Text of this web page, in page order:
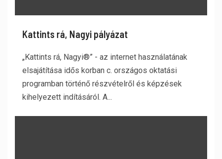
Kattints rá, Nagyi pályázat
„Kattints rá, Nagyi®” - az internet használatának
elsajátítása idős korban c. országos oktatási
programban történő részvételről és képzések
kihelyezett indításáról. A...